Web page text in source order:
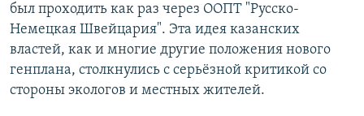
был проходить как раз через ООПТ "Русско-
Немецкая Швейцария". Эта идея казанских
властей, как и многие другие положения нового
генплана, столкнулись с серьёзной критикой со
стороны экологов и местных жителей.